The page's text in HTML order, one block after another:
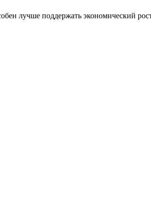
лучше поддержать экономический